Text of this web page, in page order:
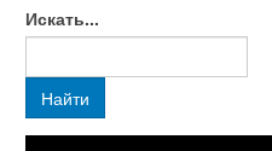
Искать...
Найти